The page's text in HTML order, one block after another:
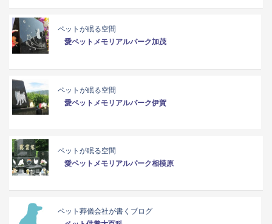
ペットが眠る空間
愛ペットメモリアルパーク加茂
ペットが眠る空間
愛ペットメモリアルパーク伊賀
ペットが眠る空間
愛ペットメモリアルパーク相模原
ペット葬儀会社が書くブログ